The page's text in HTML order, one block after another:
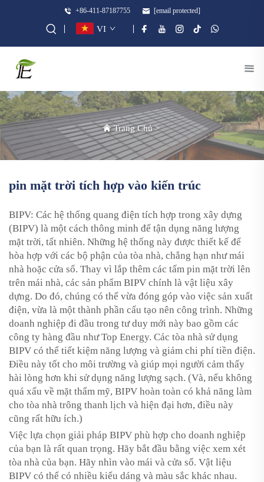
+86-411-87187755 [email protected]
VI
Trang Chủ>
pin mặt trời tích hợp vào kiến trúc
BIPV: Các hệ thống quang điện tích hợp trong xây dựng
(BIPV) là một cách thông minh để tận dụng năng lượng
mặt trời, tất nhiên. Những hệ thống này được thiết kế để
hòa hợp với các bộ phận của tòa nhà, chẳng hạn như mái
nhà hoặc cửa sổ. Thay vì lắp thêm các tấm pin mặt trời lên
trên mái nhà, các sản phẩm BIPV chính là vật liệu xây
dựng. Do đó, chúng có thể vừa đóng góp vào việc sản xuất
điện, vừa là một thành phần cấu tạo nên công trình. Những
doanh nghiệp đi đầu trong tư duy mới này bao gồm các
công ty hàng đầu như Top Energy. Các tòa nhà sử dụng
BIPV có thể tiết kiệm năng lượng và giảm chi phí tiền điện.
Điều này tốt cho môi trường và giúp mọi người cảm thấy
hài lòng hơn khi sử dụng năng lượng sạch. (Và, nếu không
quá xấu về mặt thẩm mỹ, BIPV hoàn toàn có khả năng làm
cho tòa nhà trông thanh lịch và hiện đại hơn, điều này
cũng rất hữu ích.)
Việc lựa chọn giải pháp BIPV phù hợp cho doanh nghiệp
của bạn là rất quan trọng. Hãy bắt đầu bằng việc xem xét
tòa nhà của bạn. Hãy nhìn vào mái và cửa sổ. Vật liệu
BIPV có thể có nhiều kiểu dáng và màu sắc khác nhau.